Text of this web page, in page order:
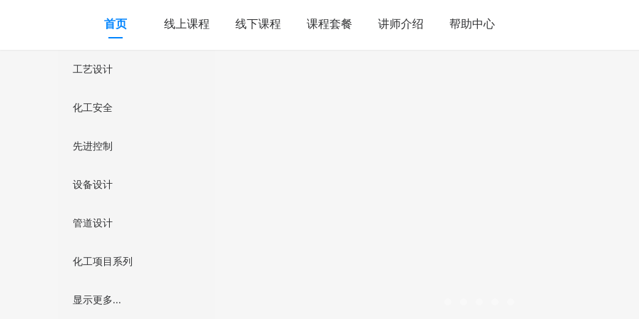
首页 线上课程 线下课程 课程套餐 讲师介绍 帮助中心
工艺设计
化工安全
先进控制
设备设计
管道设计
化工项目系列
显示更多...